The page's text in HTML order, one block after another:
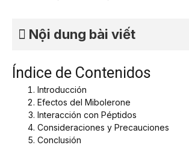
Nội dung bài viết
Índice de Contenidos
Introducción
Efectos del Mibolerone
Interacción con Péptidos
Consideraciones y Precauciones
Conclusión